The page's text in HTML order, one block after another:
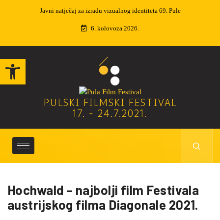
Open toolbar
69. Pule Izvučeni dobitnici nagradne igre
6. kolovoza 2026.
PULSKI FILMSKI FESTIVAL
17. - 24.7.2021.
Hochwald – najbolji film Festivala
austrijskog filma Diagonale 2021.